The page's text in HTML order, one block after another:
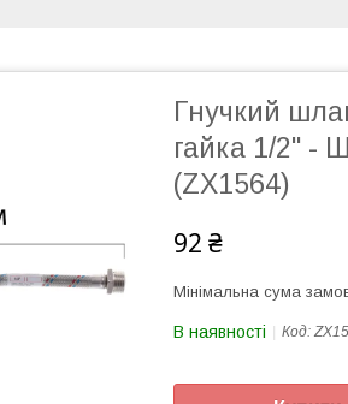
Гнучкий
гайка 1/2'' -
(ZX1564)
92 ₴
Мінімальна сума
В наявності Код: